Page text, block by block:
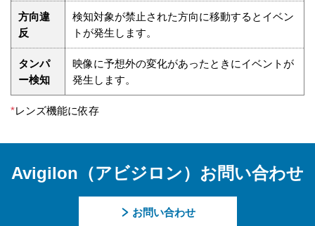
方向違
反
検知対象が禁止された方向に移動するとイベン
トが発生します。
タンパ
ー検知
映像に予想外の変化があったときにイベントが
発生します。
*レンズ機能に依存
Avigilon（アビジロン）お問い合わせ
お問い合わせ